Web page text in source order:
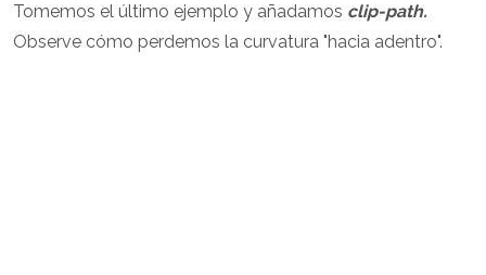
Tomemos el último ejemplo y añadamos clip-path.
Observe cómo perdemos la curvatura "hacia adentro".